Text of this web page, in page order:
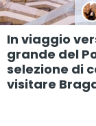
In viaggio
grande del
selezione di
visitare